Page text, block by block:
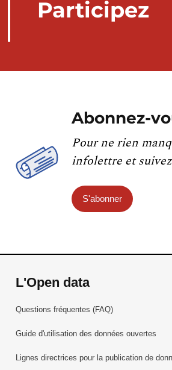
Participez
Abonnez-
Pour ne rien
infolettre et
S'abonner
L'Open data
Questions fréquentes (FAQ)
Guide d'utilisation des données ouvertes
Lignes directrices pour la publication de